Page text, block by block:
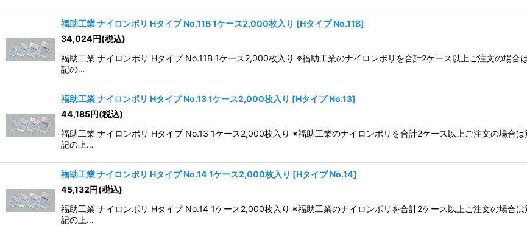
福助工業 ナイロンポリ Hタイプ No.11B 1ケース2,000枚入り [Hタイプ No.11B]
34,024 円(税込)
福助工業 ナイロンポリ Hタイプ No.11B 1ケース2,000枚入り ※福助工業のナイロンポリを合計2ケース以上ご注文の場
記の…
福助工業 ナイロンポリ Hタイプ No.13 1ケース2,000枚入り [Hタイプ No.13]
44,185円(税込)
福助工業 ナイロンポリ Hタイプ No.13 1ケース2,000枚入り ※福助工業のナイロンポリを合計2ケース以上ご注文の場合
記の上…
福助工業 ナイロンポリ Hタイプ No.14 1ケース2,000枚入り [Hタイプ No.14]
45,132円(税込)
福助工業 ナイロンポリ Hタイプ No.14 1ケース2,000枚入り ※福助工業のナイロンポリを合計2ケース以上ご注文の場合
記の上…